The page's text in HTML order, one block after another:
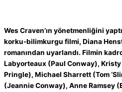
Wes Craven’ın yönetmenliğini
korku-bilimkurgu filmi, Diana
romanından uyarlandı. Filmin
Labyorteaux (Paul Conway),
Pringle), Michael Sharrett (Tom
(Jeannie Conway), Anne Ramsey